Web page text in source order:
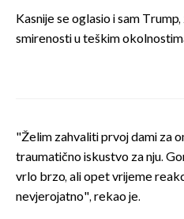
Kasnije se oglasio i sam
smirenosti u teškim
"Želim zahvaliti prvoj dami za
traumatično iskustvo za nju.
vrlo brzo, ali opet vrijeme
nevjerojatno", rekao je.